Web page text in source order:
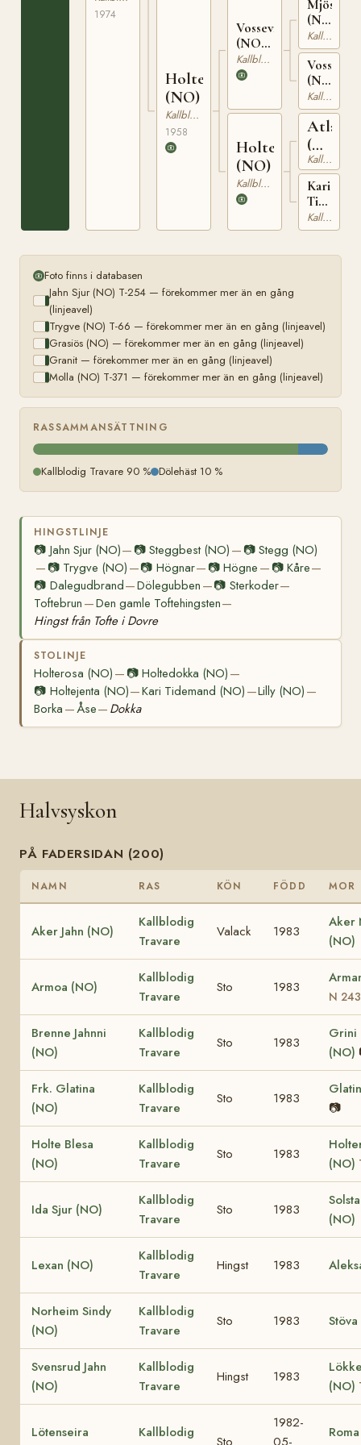
24089
1974
Holtedokka
(NO)
Kallblodig Travare
1958
Vossevinn
(NO)
N 1867
Kallblodig Travare
Holtejenta
(NO)
Kallblodig Travare
Mjösvinn
(NO)
T-
171
Kallblodig Travare
Vossedua
(NO)
N
21488
Kallblodig Travare
Atlas
(NO)
T-
164
Kallblodig Travare
Kari
(NO)
T-
Kallblodig Travare
Foto finns i databasen
Jahn Sjur (NO) T-254 — förekommer mer än en gång
(linjeavel)
Trygve (NO) T-66 — förekommer mer än en gång (linjeavel)
Grasiös (NO) — förekommer mer än en gång (linjeavel)
Granit — förekommer mer än en gång (linjeavel)
Molla (NO) T-371 — förekommer mer än en gång (linjeavel)
RASSAMMANSÄTTNING
Kallblodig Travare 90 % Dölehäst 10 %
HINGSTLINJE
📷 Jahn Sjur (NO)— 📷Steggbest (NO) — 📷 Stegg (NO)
— 📷 Trygve (NO) —📷 Högnar— 📷Högne — 📷 Kåre—
📷 Dalegudbrand—Dölegubben —📷 Sterkoder—
Toftebrun —Den gamle Toftehingsten—
Hingst från Tofte i Dovre
STOLINJE
Holterosa (NO) — 📷Holtedokka (NO) —
📷 Holtejenta (NO)—Kari Tidemand (NO) —Lilly (NO) —
Borka —Åse— Dokka
Halvsyskon
PÅ FADERSIDAN (200)
NAMN RAS KÖN FÖDD MOR
Aker Jahn (NO)
Kallblodig
Travare
Valack 1983
Aker
(NO)
Armoa (NO)
Kallblodig
Travare
Sto 1983
N
Brenne Jahnni
(NO)
Kallblodig
Travare
Sto 1983
Grini
(NO)
Frk. Glatina
(NO)
Kallblodig
Travare
Sto 1983
📷
Holte Blesa
(NO)
Kallblodig
Travare
Sto 1983
(NO)
Ida Sjur (NO)
Kallblodig
Travare
Sto 1983
(NO)
Lexan (NO)
Kallblodig
Travare
Hingst 1983
Norheim Sindy
(NO)
Kallblodig
Travare
Sto 1983
Svensrud Jahn
(NO)
Kallblodig
Travare
Hingst 1983
(NO)
Lötenseira
Kallblodig
Sto
1982-
05-